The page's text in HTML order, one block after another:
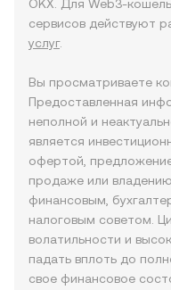
OKX. Для Web3-
сервисов действуют
услуг.
Вы просматриваете
Предоставленная
неполной и
является
офертой,
продаже или
финансовым,
налоговым советом.
волатильности и
падать вплоть до
свое финансовое